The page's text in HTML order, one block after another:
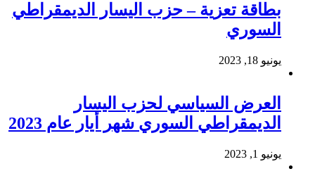
بطاقة تعزية – حزب اليسار الديمقراطي
السوري
يونيو 18, 2023
العرض السياسي لحزب اليسار
الديمقراطي السوري شهر أيار عام 2023
يونيو 1, 2023